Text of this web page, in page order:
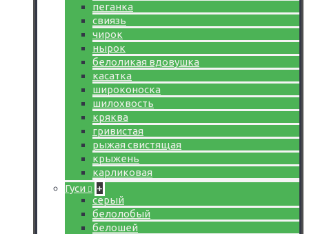
пеганка
свиязь
чирок
нырок
белоликая вдовушка
касатка
широконоска
шилохвость
кряква
гривистая
рыжая свистящая
крыжень
карликовая
Гуси
+
серый
белолобый
белошей